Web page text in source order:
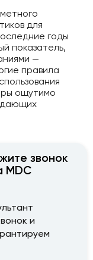
для
годы
показатель,
—
правила
ощутимо
звонок
MDC
и